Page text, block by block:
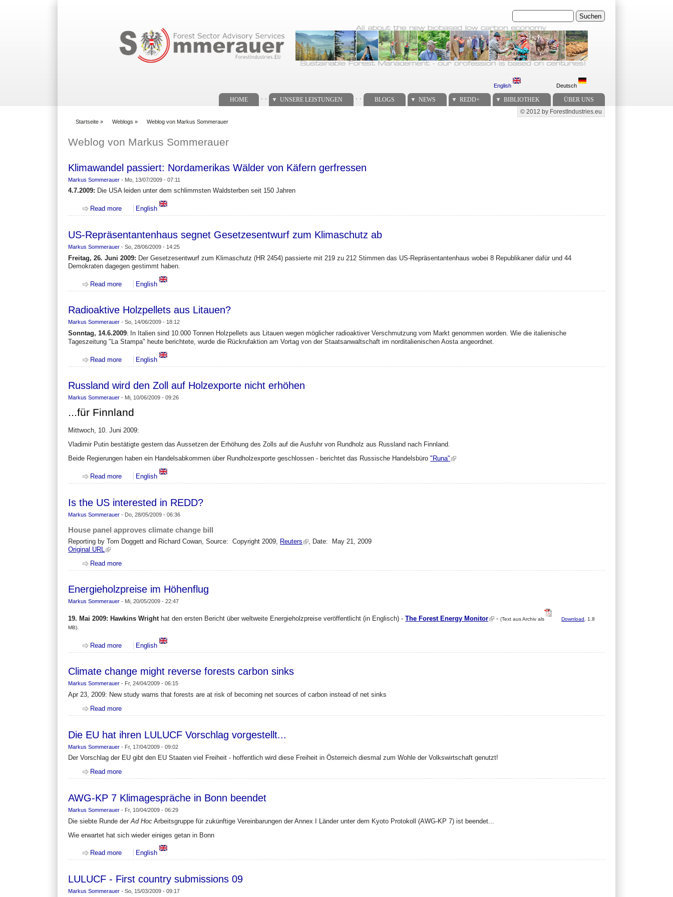
Suchen
English Deutsch
HOME UNSERE LEISTUNGEN BLOGS NEWS REDD+ BIBLIOTHEK ÜBER UNS
Secondary menu
© 2012 by ForestIndustries.eu
Startseite » Weblogs » Weblog von Markus Sommerauer
Weblog von Markus Sommerauer
Klimawandel passiert: Nordamerikas Wälder von Käfern gerfressen
Markus Sommerauer - Mo, 13/07/2009 - 07:11
4.7.2009: Die USA leiden unter dem schlimmsten Waldsterben seit 150 Jahren
Read more
about Klimawandel passiert: Nordamerikas Wälder von Käfern gerfressen
English
US-Repräsentantenhaus segnet Gesetzesentwurf zum Klimaschutz ab
Markus Sommerauer -So, 28/06/2009 - 14:25
Freitag, 26. Juni 2009: Der Gesetzesentwurf zum Klimaschutz (HR 2454) passierte mit 219 zu 212 Stimmen das US-Repräsentantenhaus wobei 8 Republikaner dafür und 44
Demokraten dagegen gestimmt haben.
Read more
about US-Repräsentantenhaus segnet Gesetzesentwurf zum Klimaschutz ab
English
Radioaktive Holzpellets aus Litauen?
Markus Sommerauer -So, 14/06/2009 - 18:12
Sonntag, 14.6.2009:
In Italien sind 10.000 Tonnen Holzpellets aus Litauen wegen möglicher radioaktiver Verschmutzung vom Markt genommen worden. Wie die italienische
Tageszeitung "La Stampa" heute berichtete, wurde die Rückrufaktion am Vortag von der Staatsanwaltschaft im norditalienischen Aosta angeordnet.
Read more
about Radioaktive Holzpellets aus Litauen?
English
Russland wird den Zoll auf Holzexporte nicht erhöhen
Markus Sommerauer - Mi, 10/06/2009 - 09:26
...für Finnland
Mittwoch, 10. Juni 2009:
Vladimir Putin bestätigte gestern das Aussetzen der Erhöhung des Zolls auf die Ausfuhr von Rundholz aus Russland nach Finnland.
Beide Regierungen haben ein Handelsabkommen über Rundholzexporte geschlossen - berichtet das Russische Handelsbüro"Runa"
Read more
about Russland wird den Zoll auf Holzexporte nicht erhöhen
English
Is the US interested in REDD?
Markus Sommerauer - Do, 28/05/2009 - 06:36
House panel approves climate change bill
Reporting by Tom Doggett and Richard Cowan, Source: Copyright 2009, Reuters
, Date: May 21, 2009
Original URL
Read more
Energieholzpreise im Höhenflug
Markus Sommerauer - Mi, 20/05/2009 - 22:47
19. Mai 2009: Hawkins Wright hat den ersten Bericht über weltweite Energieholzpreise veröffentlicht (in Englisch) -The Forest Energy Monitor -(Text aus Archiv als Download
, 1.8
MB)
Read more
about Energieholzpreise im Höhenflug
English
Climate change might reverse forests carbon sinks
Markus Sommerauer - Fr, 24/04/2009 - 06:15
Apr 23, 2009: New study warns that forests are at risk of becoming net sources of carbon instead of net sinks
Read more
Die EU hat ihren LULUCF Vorschlag vorgestellt...
Markus Sommerauer - Fr, 17/04/2009 - 09:02
Der Vorschlag der EU gibt den EU Staaten viel Freiheit - hoffentlich wird diese Freiheit in Österreich diesmal zum Wohle der Volkswirtschaft genutzt!
Read more
AWG-KP 7 Klimagespräche in Bonn beendet
Markus Sommerauer - Fr, 10/04/2009 - 06:29
Die siebte Runde derAd Hoc Arbeitsgruppe für zukünftige Vereinbarungen der Annex I Länder unter dem Kyoto Protokoll (AWG-KP 7) ist beendet...
Wie erwartet hat sich wieder einiges getan in Bonn
Read more
about AWG-KP 7 Klimagespräche in Bonn beendet
English
LULUCF - First country submissions 09
Markus Sommerauer -So, 15/03/2009 - 09:17